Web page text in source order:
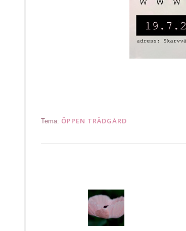
Tema: ÖPPEN TRÄDGÅRD